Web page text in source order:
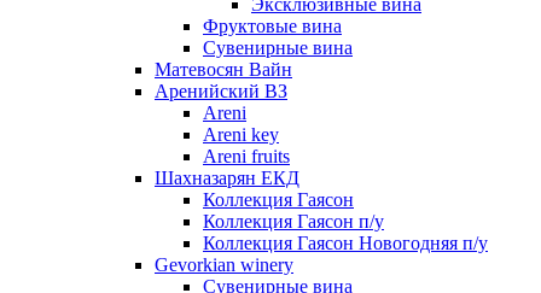
Эксклюзивные вина
Фруктовые вина
Cувенирные вина
Матевосян Вайн
Аренийский ВЗ
Areni
Areni key
Areni fruits
Шахназарян ЕКД
Коллекция Гаясон
Коллекция Гаясон п/у
Коллекция Гаясон Новогодняя п/у
Gevorkian winery
Сувенирные вина